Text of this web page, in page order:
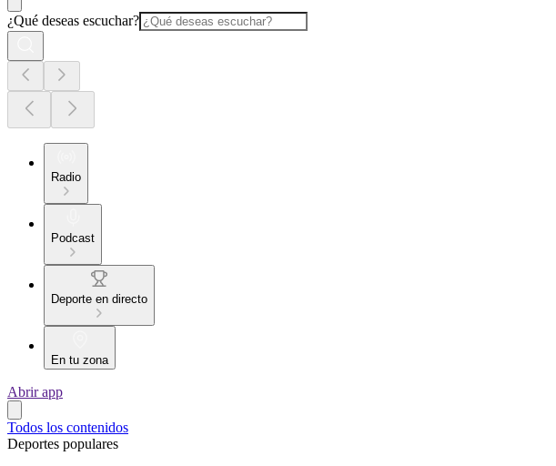
¿Qué deseas escuchar?
Radio
Podcast
Deporte en directo
En tu zona
Abrir app
Todos los contenidos
Deportes populares